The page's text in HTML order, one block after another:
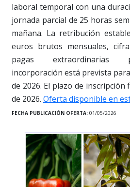
laboral temporal con una
jornada parcial de 25 horas
mañana. La retribución
euros brutos mensuales,
pagas extraordinarias
incorporación está prevista
de 2026. El plazo de inscripción
de 2026. Oferta disponible en
FECHA PUBLICACIÓN OFERTA: 01/05/2026